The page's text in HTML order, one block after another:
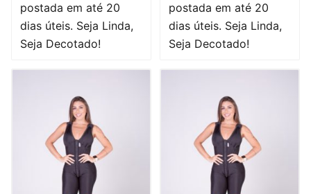
postada em até 20
dias úteis. Seja Linda,
Seja Decotado!
postada em até 20
dias úteis. Seja Linda,
Seja Decotado!